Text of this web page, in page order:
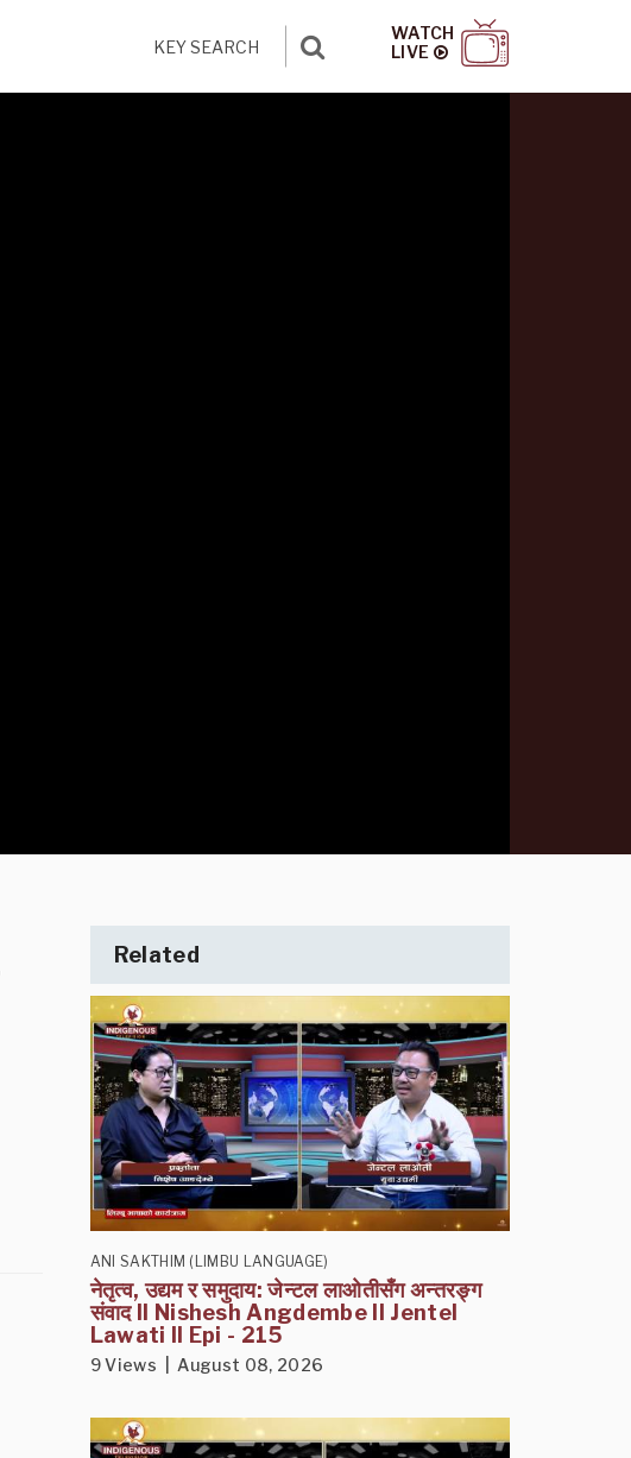
WATCH
LIVE
Related
ANI SAKTHIM (LIMBU LANGUAGE)
नेतृत्व, उद्यम र समुदाय: जेन्टल लाओतीसँग अन्तरङ्ग
संवाद II Nishesh Angdembe II Jentel
Lawati II Epi - 215
9 Views | August 08, 2026